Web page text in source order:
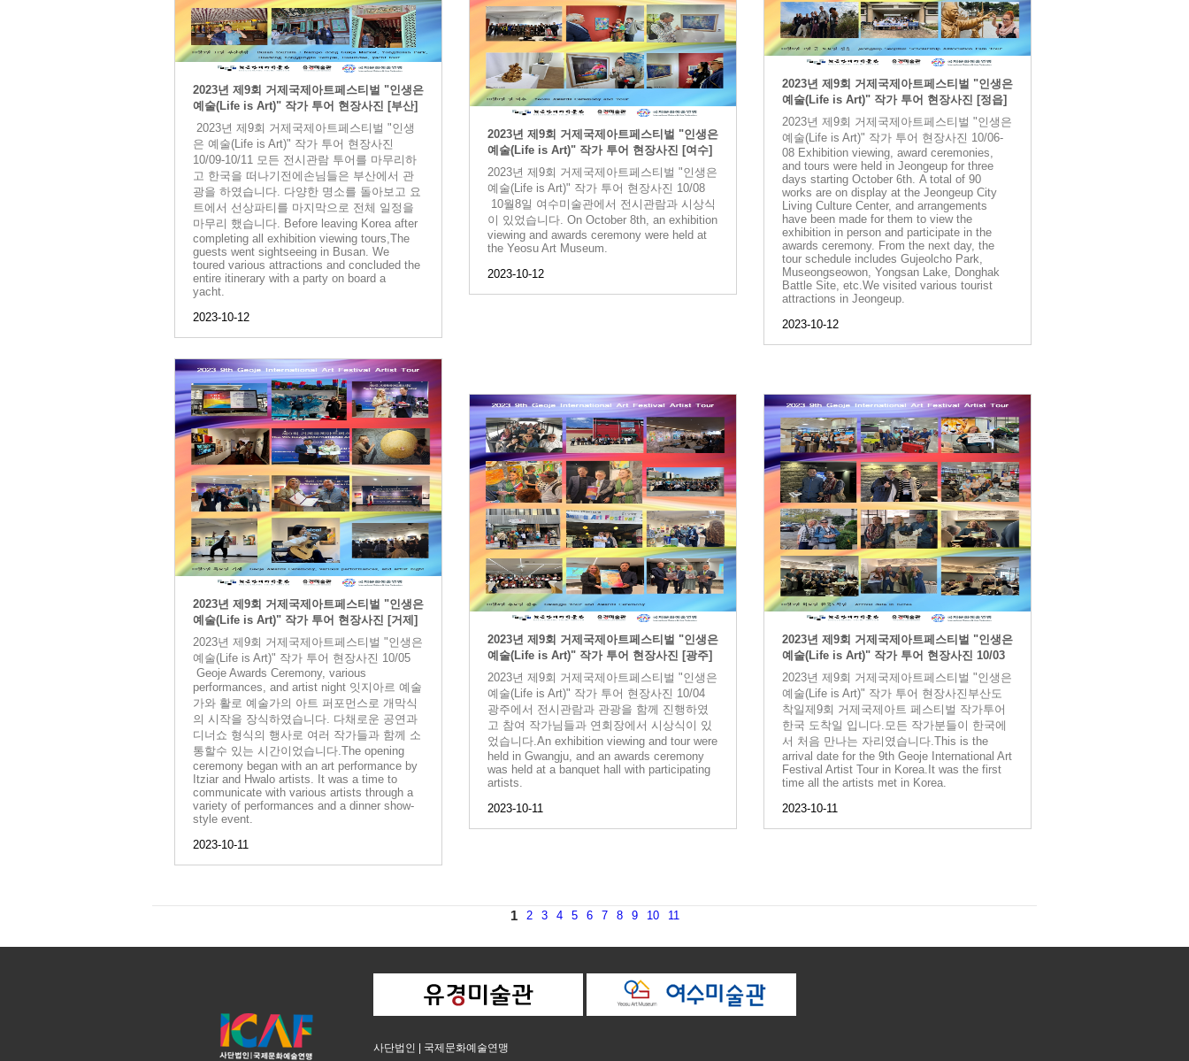
2023년 제9회 거제국제아트페스티벌 "인생은
예술(Life is Art)" 작가 투어 현장사진 [부산]
2023년 제9회 거제국제아트페스티벌 "인생
은 예술(Life is Art)" 작가 투어 현장사진
10/09-10/11 모든 전시관람 투어를 마무리하
고 한국을 떠나기전에손님들은 부산에서 관
광을 하였습니다. 다양한 명소를 돌아보고 요
트에서 선상파티를 마지막으로 전체 일정을
마무리 했습니다. Before leaving Korea after
completing all exhibition viewing tours,The
guests went sightseeing in Busan. We
toured various attractions and concluded the
entire itinerary with a party on board a
yacht.
2023-10-12
2023년 제9회 거제국제아트페스티벌 "인생은
예술(Life is Art)" 작가 투어 현장사진 [여수]
2023년 제9회 거제국제아트페스티벌 "인생은
예술(Life is Art)" 작가 투어 현장사진 10/08
10월8일 여수미술관에서 전시관람과 시상식
이 있었습니다. On October 8th, an exhibition
viewing and awards ceremony were held at
the Yeosu Art Museum.
2023-10-12
2023년 제9회 거제국제아트페스티벌 "인생은
예술(Life is Art)" 작가 투어 현장사진 [정읍]
2023년 제9회 거제국제아트페스티벌 "인생은
예술(Life is Art)" 작가 투어 현장사진 10/06-
08 Exhibition viewing, award ceremonies,
and tours were held in Jeongeup for three
days starting October 6th. A total of 90
works are on display at the Jeongeup City
Living Culture Center, and arrangements
have been made for them to view the
exhibition in person and participate in the
awards ceremony. From the next day, the
tour schedule includes Gujeolcho Park,
Museongseowon, Yongsan Lake, Donghak
Battle Site, etc.We visited various tourist
attractions in Jeongeup.
2023-10-12
2023년 제9회 거제국제아트페스티벌 "인생은
예술(Life is Art)" 작가 투어 현장사진 [거제]
2023년 제9회 거제국제아트페스티벌 "인생은
예술(Life is Art)" 작가 투어 현장사진 10/05
Geoje Awards Ceremony, various
performances, and artist night 잇지아르 예술
가와 활로 예술가의 아트 퍼포먼스로 개막식
의 시작을 장식하였습니다. 다채로운 공연과
디너쇼 형식의 행사로 여러 작가들과 함께 소
통할수 있는 시간이었습니다.The opening
ceremony began with an art performance by
Itziar and Hwalo artists. It was a time to
communicate with various artists through a
variety of performances and a dinner show-
style event.
2023-10-11
2023년 제9회 거제국제아트페스티벌 "인생은
예술(Life is Art)" 작가 투어 현장사진 [광주]
2023년 제9회 거제국제아트페스티벌 "인생은
예술(Life is Art)" 작가 투어 현장사진 10/04
광주에서 전시관람과 관광을 함께 진행하였
고 참여 작가님들과 연회장에서 시상식이 있
었습니다.An exhibition viewing and tour were
held in Gwangju, and an awards ceremony
was held at a banquet hall with participating
artists.
2023-10-11
2023년 제9회 거제국제아트페스티벌 "인생은
예술(Life is Art)" 작가 투어 현장사진 10/03
2023년 제9회 거제국제아트페스티벌 "인생은
예술(Life is Art)" 작가 투어 현장사진부산도
착일제9회 거제국제아트 페스티벌 작가투어
한국 도착일 입니다.모든 작가분들이 한국에
서 처음 만나는 자리였습니다.This is the
arrival date for the 9th Geoje International Art
Festival Artist Tour in Korea.It was the first
time all the artists met in Korea.
2023-10-11
1 2 3 4 5 6 7 8 9 10 11
사단법인 | 국제문화예술연맹